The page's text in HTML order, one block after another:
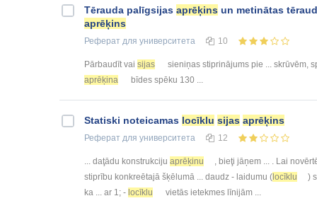
Tērauda palīgsijas aprēķins un metinātas
aprēķins
Реферат для университета 10
Pārbaudīt vai sijas
sieniņas stiprinājums pie ... skrūvēm,
aprēķina
bīdes spēku 130 ...
Statiski noteicamas locīklu sijas aprēķins
Реферат для университета 12
... daţādu konstrukciju aprēķinu
, bieţi jāņem ... . Lai
stiprību konkreētajā šķēlumā ... daudz - laidumu (locīklu
)
ka ... ar 1; - locīklu vietās ietekmes līnijām ...